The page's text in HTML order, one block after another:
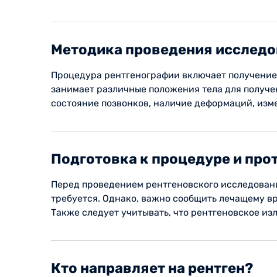
Методика проведения
Процедура рентгенографии включает
занимает различные положения тела для
состояние позвонков, наличие деформаций,
Подготовка к процедуре и
Перед проведением рентгеновского
требуется. Однако, важно сообщить лечащему
Также следует учитывать, что рентгеновское
Кто направляет на рентген?